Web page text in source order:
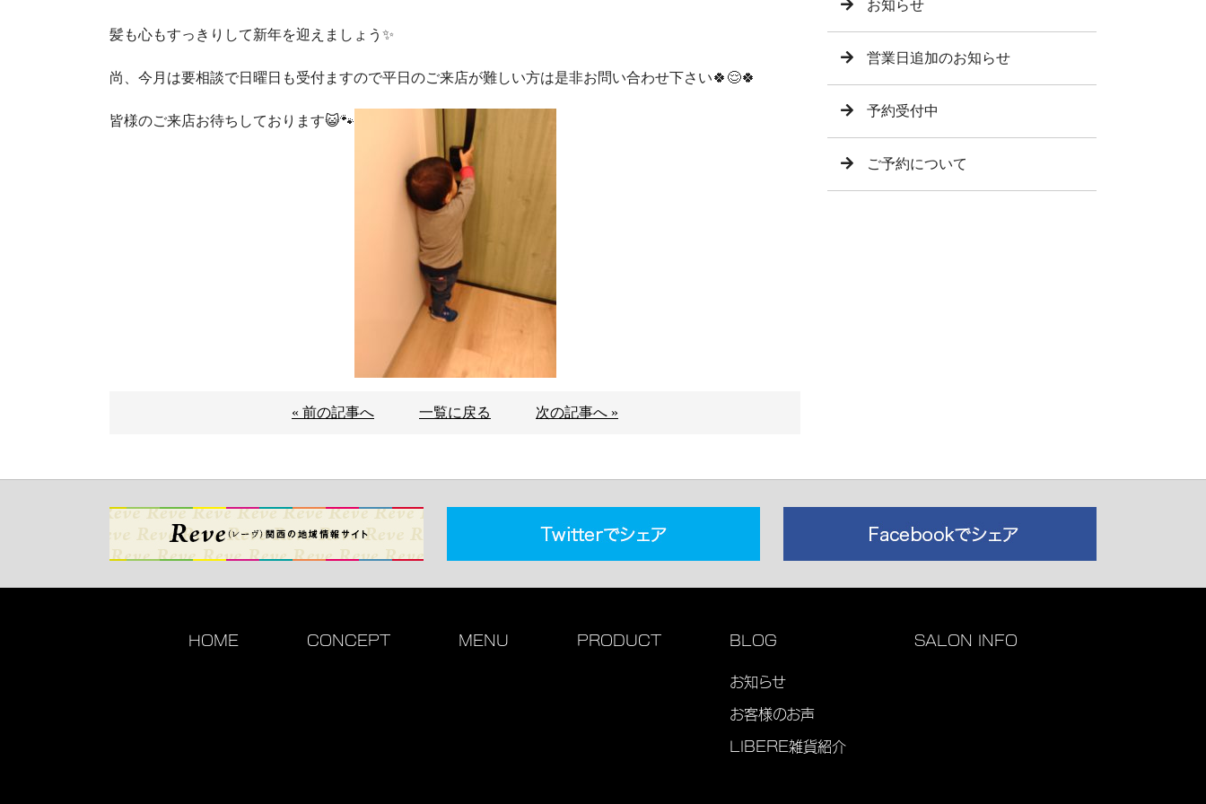
髪も心もすっきりして新年を迎えましょう✨
尚、今月は要相談で日曜日も受付ますので平日のご来店が難しい方は是非お問い合わせ下さい🍀😌🍀
皆様のご来店お待ちしております😺🐾
« 前の記事へ 一覧に戻る 次の記事へ »
お知らせ
営業日追加のお知らせ
予約受付中
ご予約について
HOME CONCEPT MENU PRODUCT
BLOG
お知らせ
お客様のお声
LIBERE雑貨紹介
SALON INFO